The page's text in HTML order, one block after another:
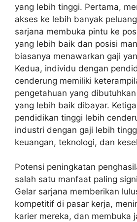
yang lebih tinggi. Pertama,
akses ke lebih banyak
sarjana membuka pintu ke
yang lebih baik dan posisi
biasanya menawarkan gaji
Kedua, individu dengan
cenderung memiliki
pengetahuan yang
yang lebih baik dibayar.
pendidikan tinggi lebih
industri dengan gaji lebih
keuangan, teknologi, dan
Potensi peningkatan
salah satu manfaat paling
Gelar sarjana memberikan
kompetitif di pasar kerja,
karier mereka, dan membuka